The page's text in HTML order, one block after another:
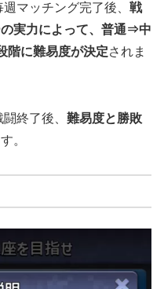
マッチング完了後、 戦
実力によって、普通⇒中
に難易度が決定されま
終了後、 難易度と勝敗
。